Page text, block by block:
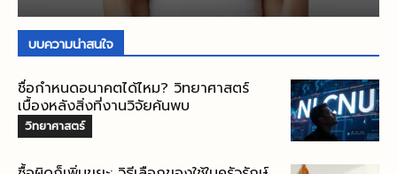
บบความน่าสนใจ
ชื่อกำหนดอนาคตได้ไหม? วิทยาศาสตร์
เบื้องหลังสิ่งที่งานวิจัยค้นพบ
วิทยาศาสตร์